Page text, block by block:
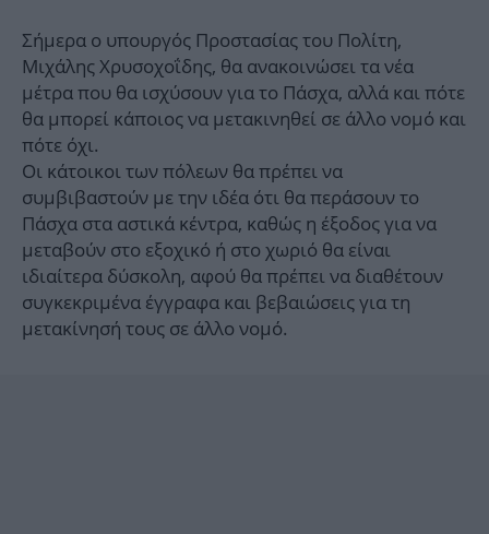
Σήμερα ο υπουργός Προστασίας του Πολίτη,
Μιχάλης Χρυσοχοΐδης, θα ανακοινώσει τα νέα
μέτρα που θα ισχύσουν για το Πάσχα, αλλά και πότε
θα μπορεί κάποιος να μετακινηθεί σε άλλο νομό και
πότε όχι.
Οι κάτοικοι των πόλεων θα πρέπει να
συμβιβαστούν με την ιδέα ότι θα περάσουν το
Πάσχα στα αστικά κέντρα, καθώς η έξοδος για να
μεταβούν στο εξοχικό ή στο χωριό θα είναι
ιδιαίτερα δύσκολη, αφού θα πρέπει να διαθέτουν
συγκεκριμένα έγγραφα και βεβαιώσεις για τη
μετακίνησή τους σε άλλο νομό.